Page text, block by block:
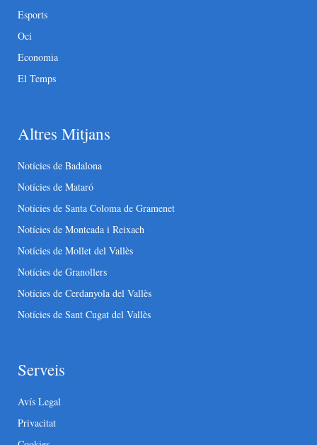
Esports
Oci
Economia
El Temps
Altres Mitjans
Notícies de Badalona
Notícies de Mataró
Notícies de Santa Coloma de Gramenet
Notícies de Montcada i Reixach
Notícies de Mollet del Vallès
Notícies de Granollers
Notícies de Cerdanyola del Vallès
Notícies de Sant Cugat del Vallès
Serveis
Avís Legal
Privacitat